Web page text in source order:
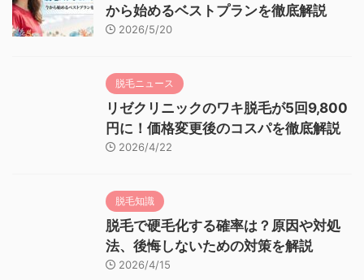
から始めるベストプランを徹底解説
2026/5/20
脱毛ニュース
リゼクリニックのワキ脱毛が5回9,800
円に！価格変更後のコスパを徹底解説
2026/4/22
脱毛知識
脱毛で硬毛化する確率は？原因や対処
法、後悔しないための対策を解説
2026/4/15